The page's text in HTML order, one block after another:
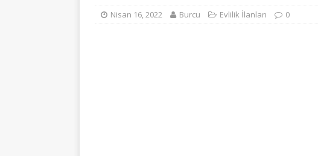
Nisan 16, 2022 Burcu Evlilik İlanları 0